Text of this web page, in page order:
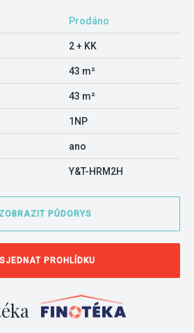
Prodáno
2 + KK
43 m²
43 m²
1NP
ano
Y&T-HRM2H
ZOBRAZIT PŮDORYS
SJEDNAT PROHLÍDKU